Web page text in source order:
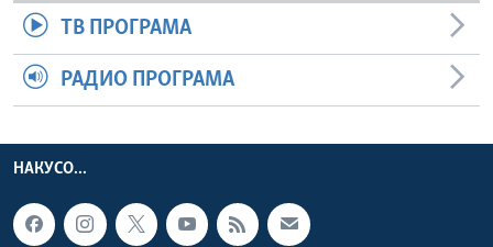
ТВ ПРОГРАМА
РАДИО ПРОГРАМА
НАКУСО...